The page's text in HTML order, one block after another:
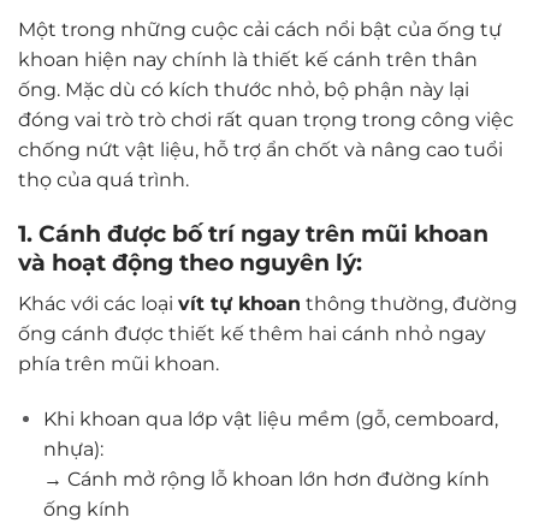
Một trong những cuộc cải cách nổi bật của ống tự
khoan hiện nay chính là thiết kế cánh trên thân
ống. Mặc dù có kích thước nhỏ, bộ phận này lại
đóng vai trò trò chơi rất quan trọng trong công việc
chống nứt vật liệu, hỗ trợ ẩn chốt và nâng cao tuổi
thọ của quá trình.
1. Cánh được bố trí ngay trên mũi khoan
và hoạt động theo nguyên lý:
Khác với các loại vít tự khoan thông thường, đường
ống cánh được thiết kế thêm hai cánh nhỏ ngay
phía trên mũi khoan.
Khi khoan qua lớp vật liệu mềm (gỗ, cemboard,
nhựa):
→ Cánh mở rộng lỗ khoan lớn hơn đường kính
ống kính